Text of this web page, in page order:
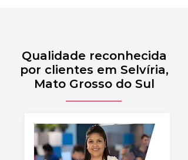
Qualidade reconhecida
por clientes em Selvíria,
Mato Grosso do Sul